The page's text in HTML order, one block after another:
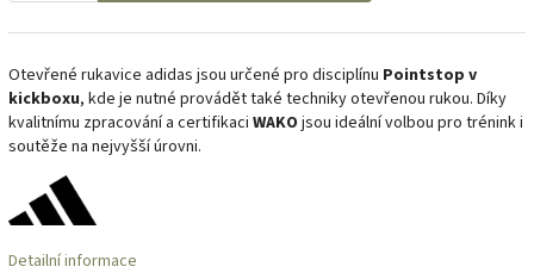
Otevřené rukavice adidas jsou určené pro disciplínu Pointstop v
kickboxu, kde je nutné provádět také techniky otevřenou rukou. Díky
kvalitnímu zpracování a certifikaci WAKO jsou ideální volbou pro trénink i
soutěže na nejvyšší úrovni.
Detailní informace